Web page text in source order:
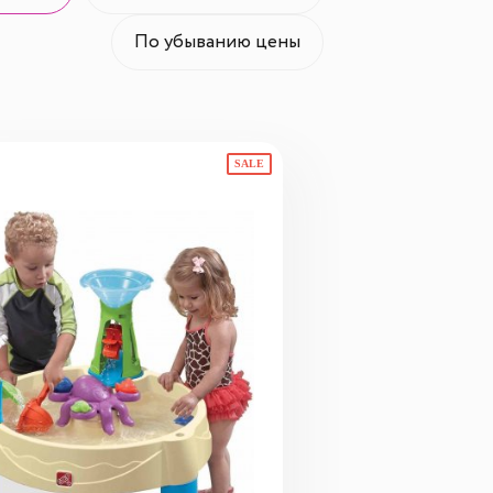
По убыванию цены
SALE